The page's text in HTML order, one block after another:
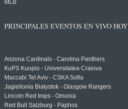
MLB
PRINCIPALES EVENTOS EN VIVO HOY
Arizona Cardinals - Carolina Panthers
KuPS Kuopio - Universitatea Craiova
Maccabi Tel Aviv - CSKA Sofia
Jagiellonia Białystok - Glasgow Rangers
Lincoln Red Imps - Omonia
Red Bull Salzburg - Paphos